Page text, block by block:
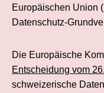
Europäischen Union
Datenschutz-
Die Europäische
Entscheidung vom
schweizerische